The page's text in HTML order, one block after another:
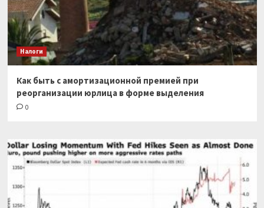
Налоги
Как быть с амортизационной премией при
реорганизации юрлица в форме выделения
0